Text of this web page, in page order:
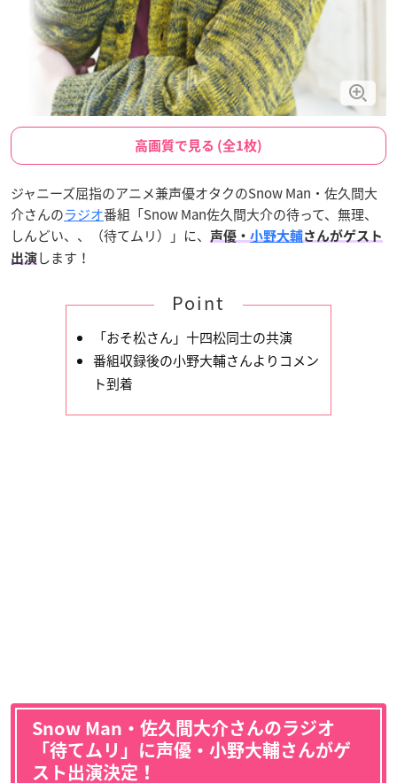
高画質で見る (全1枚)
ジャニーズ屈指のアニメ兼声優オタクのSnow Man・佐久間大
介さんのラジオ番組「Snow Man佐久間大介の待って、無理、
しんどい、、（待てムリ）」に、
声優・ 小野大輔さんがゲスト
出演 します！
Point
「おそ松さん」十四松同士の共演
番組収録後の小野大輔さんよりコメン
ト到着
Snow Man・佐久間大介さんのラジオ
「待てムリ」に声優・小野大輔さんがゲ
スト出演決定！